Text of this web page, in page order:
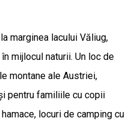
marginea lacului Văliug,
mijlocul naturii. Un loc de
montane ale Austriei,
pentru familiile cu copii
locuri de camping cu